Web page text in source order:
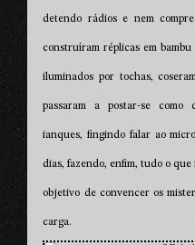
detendo rádios e nem
construíram réplicas em
iluminados por tochas,
passaram a postar-se como
ianques, fingindo falar ao
dias, fazendo, enfim, tudo o
objetivo de convencer os
carga.